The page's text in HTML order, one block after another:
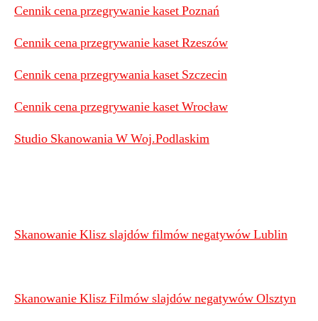
Cennik cena przegrywanie kaset Poznań
Cennik cena przegrywanie kaset Rzeszów
Cennik cena przegrywania kaset Szczecin
Cennik cena przegrywanie kaset Wrocław
Studio Skanowania W Woj.Podlaskim
Skanowanie Klisz slajdów filmów negatywów Lublin
Skanowanie Klisz Filmów slajdów negatywów Olsztyn